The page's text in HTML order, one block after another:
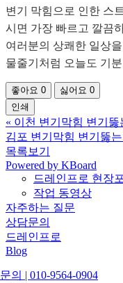
변기 막힘으로 인한 스
시면 가장 빠르고 깔끔
여러분의 상쾌한 일상
물줄기처럼 오늘도 기
좋아요 0 싫어요 0
인쇄
« 이천 변기막힘 변기뚫
김포 변기막힘 변기뚫는
목록보기
Powered by KBoard
드레인프로 현장
작업 동영상
자주하는 질문
상담문의
드레인프로
Blog
의 | 010-9564-0904